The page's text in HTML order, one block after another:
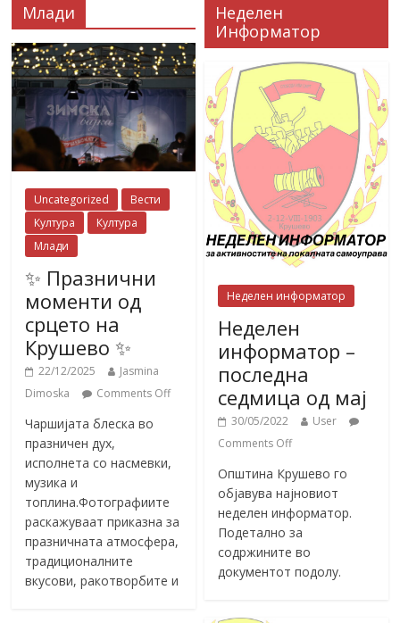
Млади
Uncategorized
Вести
Култура
Култура
Млади
✨ Празнични
моменти од
срцето на
Крушево ✨
22/12/2025
Jasmina
Dimoska
Comments Off
Чаршијата блеска во
празничен дух,
исполнета со насмевки,
музика и
топлина.Фотографиите
раскажуваат приказна за
празничната атмосфера,
традиционалните
вкусови, ракотворбите и
Неделен
Информатор
Неделен информатор
Неделен
информатор –
последна
седмица од мај
30/05/2022
User
Comments Off
Општина Крушево го
објавува најновиот
неделен информатор.
Подетално за
содржините во
документот подолу.